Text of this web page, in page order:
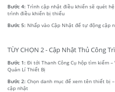
Bước 4: Trình cập nhật điều khiển sẽ quét
trình điều khiển bị thiếu
Bước 5: Nhấp vào Cập Nhật để tự động cập
TÙY CHỌN 2 - Cập Nhật Thủ Công
Bước 1: Đi tới Thanh Công Cụ hộp tìm kiếm
Quản Lí Thiết Bị
Bước 2: Chọn danh mục để xem tên thiết bị
cập nhật